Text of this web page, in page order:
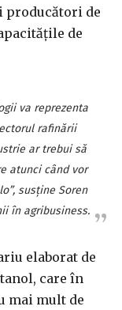
producători de
de
va reprezenta
rafinării
ar trebui să
atunci când vor
susţine Soren
în agribusiness.
elaborat de
care în
mai mult de